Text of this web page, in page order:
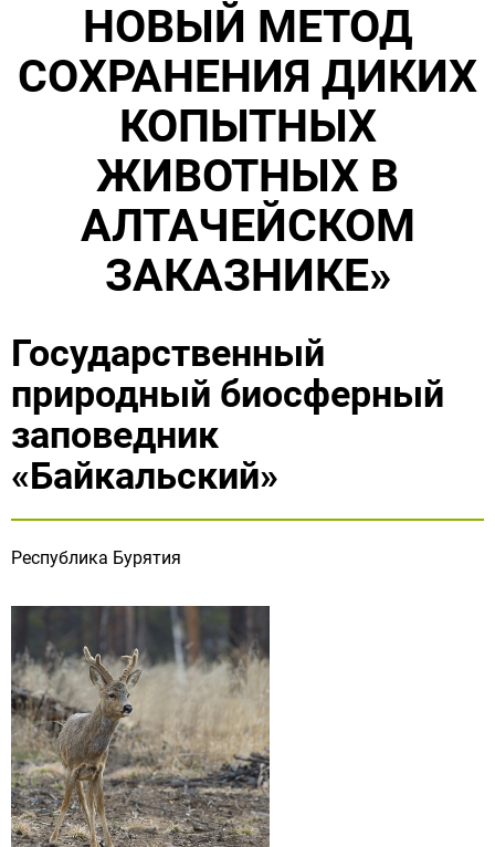
НОВЫЙ МЕТОД
СОХРАНЕНИЯ ДИКИХ
КОПЫТНЫХ
ЖИВОТНЫХ В
АЛТАЧЕЙСКОМ
ЗАКАЗНИКЕ»
Государственный
природный биосферный
заповедник
«Байкальский»
Республика Бурятия